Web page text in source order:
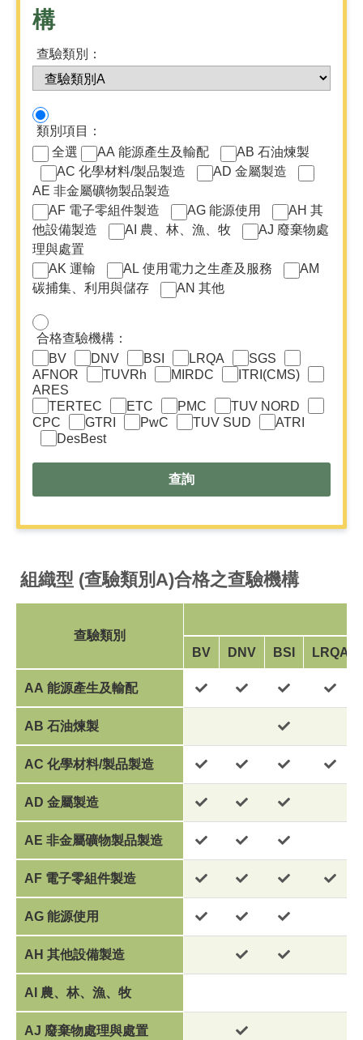
構
下
拉
查
驗
類
別
查驗類別：
擇
一
查
詢
式
-
類
別
項
目
類別項目：
全選
AA 能源產生及輸配
AB 石油煉製
AC 化學材料/製品製造
AD 金屬製造
AE 非金屬礦物製品製造
AF 電子零組件製造
AG 能源使用
AH 其
他設備製造
AI 農、林、漁、牧
AJ 廢棄物處
理與處置
AK 運輸
AL 使用電力之生產及服務
AM
碳捕集、利用與儲存
AN 其他
擇
一
查
詢
方
式
-
合
格
查
合格查驗機構：
BV
DNV BSI LRQA
SGS
AFNOR
TUVRh MIRDC
ITRI(CMS)
ARES
TERTEC
ETC PMC
TUV NORD
CPC
GTRI PwC TUV SUD
ATRI
DesBest
組織型 (查驗類別A)合格之查驗機構
查驗類別
BV
DNV BSI LRQA
AA 能源產生及輸配
AB 石油煉製
AC 化學材料/製品製造
AD 金屬製造
AE 非金屬礦物製品製造
AF 電子零組件製造
AG 能源使用
AH 其他設備製造
AI 農、林、漁、牧
AJ 廢棄物處理與處置